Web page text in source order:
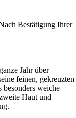
Bestätigung Ihrer
Jahr über
feinen, gekreuzten
besonders weiche
Haut und